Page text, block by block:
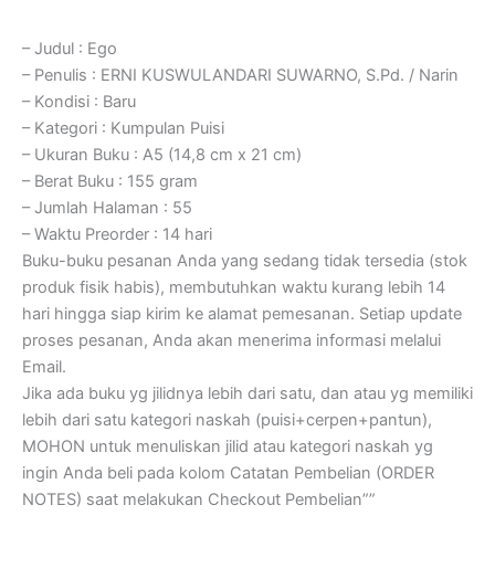
– Judul : Ego
– Penulis : ERNI KUSWULANDARI SUWARNO, S.Pd. / Narin
– Kondisi : Baru
– Kategori : Kumpulan Puisi
– Ukuran Buku : A5 (14,8 cm x 21 cm)
– Berat Buku : 155 gram
– Jumlah Halaman : 55
– Waktu Preorder : 14 hari
Buku-buku pesanan Anda yang sedang tidak tersedia (stok
produk fisik habis), membutuhkan waktu kurang lebih 14
hari hingga siap kirim ke alamat pemesanan. Setiap update
proses pesanan, Anda akan menerima informasi melalui
Email.
Jika ada buku yg jilidnya lebih dari satu, dan atau yg memiliki
lebih dari satu kategori naskah (puisi+cerpen+pantun),
MOHON untuk menuliskan jilid atau kategori naskah yg
ingin Anda beli pada kolom Catatan Pembelian (ORDER
NOTES) saat melakukan Checkout Pembelian””